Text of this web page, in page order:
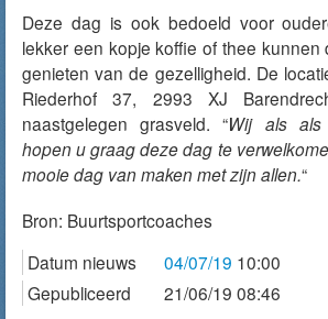
Deze dag is ook bedoeld voor
lekker een kopje koffie of thee kunnen
genieten van de gezelligheid. De
Riederhof 37, 2993 XJ
naastgelegen grasveld. “Wij als als
hopen u graag deze dag te
mooie dag van maken met zijn allen.“
Bron: Buurtsportcoaches
Datum nieuws
04/07/19 10:00
Gepubliceerd
21/06/19 08:46